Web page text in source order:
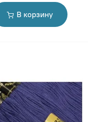
В корзину